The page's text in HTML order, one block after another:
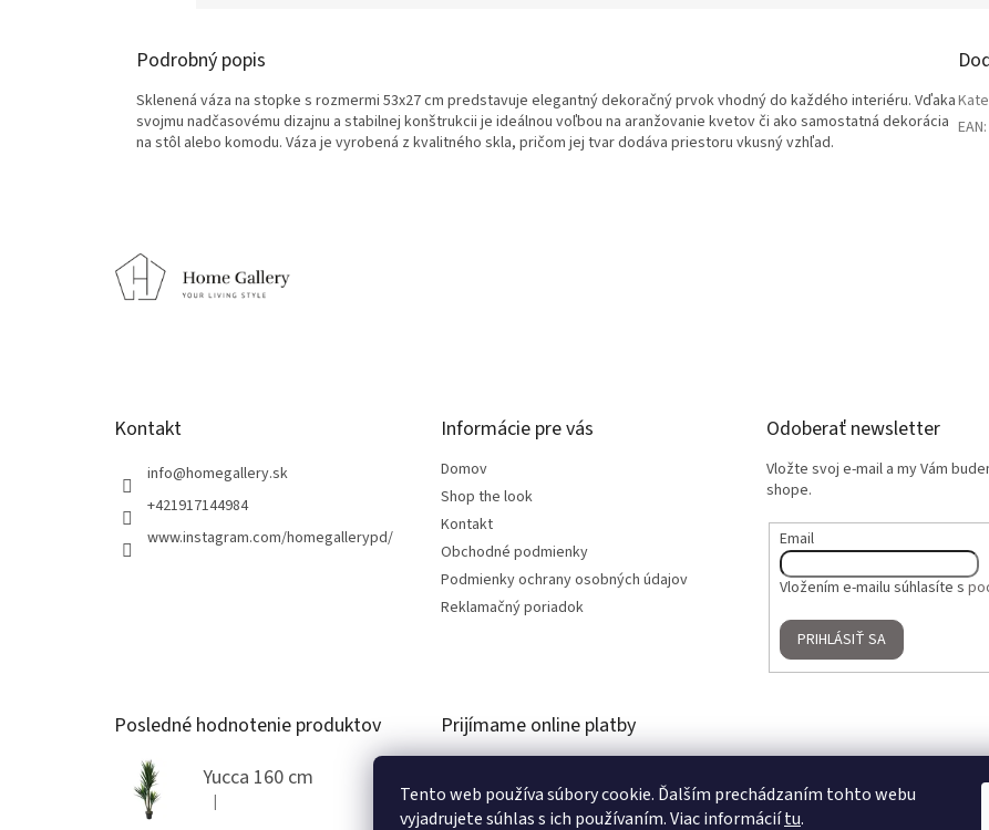
Tento web používa súbory cookie. Ďalším prechádzaním tohto webu
vyjadrujete súhlas s ich používaním. Viac informáciítu.
Podrobný popis
Sklenená váza na stopke s rozmermi 53x27 cm predstavuje elegantný dekoračný prvok vhodný do každého interiéru. Vďaka
svojmu nadčasovému dizajnu a stabilnej konštrukcii je ideálnou voľbou na aranžovanie kvetov či ako samostatná dekorácia
na stôl alebo komodu. Váza je vyrobená z kvalitného skla, pričom jej tvar dodáva priestoru vkusný vzhľad.
EAN:
Kontakt
info@homegallery.sk
+421917144984
www.instagram.com/homegallerypd/
Informácie pre vás
Domov
Shop the look
Kontakt
Obchodné podmienky
Podmienky ochrany osobných údajov
Reklamačný poriadok
Odoberať newsletter
Vložte svoj e-mail a my Vám
shope.
Email
Vložením e-mailu súhlasíte s
PRIHLÁSIŤ SA
Posledné hodnotenie produktov
Yucca 160 cm
Hodnotenie produktu je 5 z 5 hviezdičiek.
|
Prijímame online platby